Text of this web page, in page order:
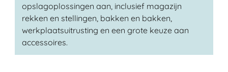
opslagoplossingen aan, inclusief magazijn
rekken en stellingen, bakken en bakken,
werkplaatsuitrusting en een grote keuze aan
accessoires.